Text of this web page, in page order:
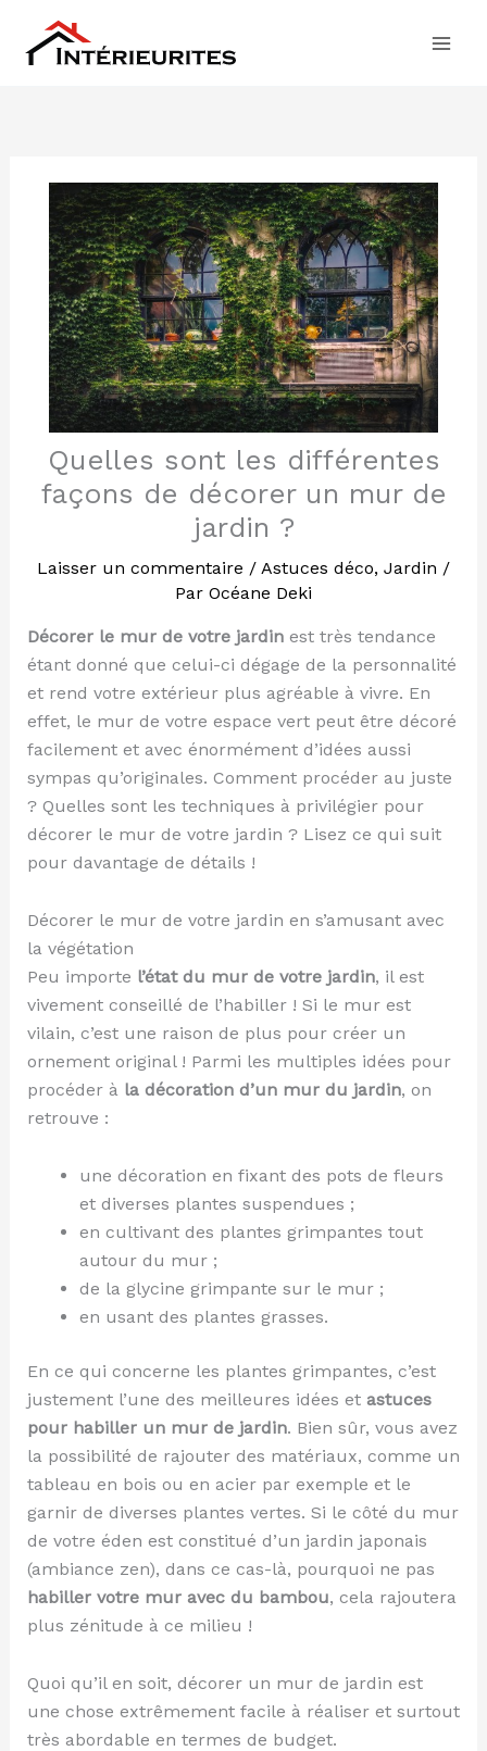
contenu
Quelles sont les différentes
façons de décorer un mur de
jardin ?
Laisser un commentaire / Astuces déco, Jardin /
Par Océane Deki
Décorer le mur de votre jardinest très tendance
étant donné que celui-ci dégage de la personnalité
et rend votre extérieur plus agréable à vivre. En
effet, le mur de votre espace vert peut être décoré
facilement et avec énormément d’idées aussi
sympas qu’originales. Comment procéder au juste
? Quelles sont les techniques à privilégier pour
décorer le mur de votre jardin ? Lisez ce qui suit
pour davantage de détails !
Décorer le mur de votre jardin en s’amusant avec
la végétation
Peu importe l’état du mur de votre jardin, il est
vivement conseillé de l’habiller ! Si le mur est
vilain, c’est une raison de plus pour créer un
ornement original ! Parmi les multiples idées pour
procéder à la décoration d’un mur du jardin, on
retrouve :
une décoration en fixant des pots de fleurs
et diverses plantes suspendues ;
en cultivant des plantes grimpantes tout
autour du mur ;
de la glycine grimpante sur le mur ;
en usant des plantes grasses.
En ce qui concerne les plantes grimpantes, c’est
justement l’une des meilleures idées et astuces
pour habiller un mur de jardin. Bien sûr, vous avez
la possibilité de rajouter des matériaux, comme un
tableau en bois ou en acier par exemple et le
garnir de diverses plantes vertes. Si le côté du mur
de votre éden est constitué d’un jardin japonais
(ambiance zen), dans ce cas-là, pourquoi ne pas
habiller votre mur avec du bambou, cela rajoutera
plus zénitude à ce milieu !
Quoi qu’il en soit, décorer un mur de jardin est
une chose extrêmement facile à réaliser et surtout
très abordable en termes de budget.